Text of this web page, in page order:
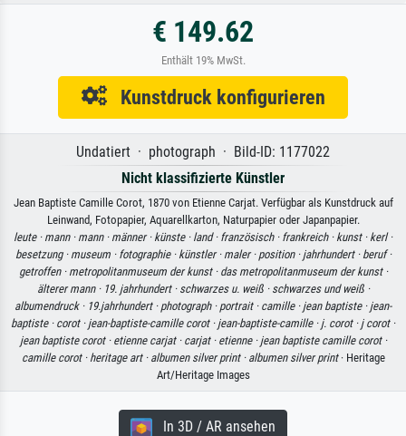
€ 149.62
Enthält 19% MwSt.
Kunstdruck konfigurieren
Undatiert · photograph · Bild-ID: 1177022
Nicht klassifizierte Künstler
Jean Baptiste Camille Corot, 1870 von Etienne Carjat. Verfügbar als Kunstdruck auf
Leinwand, Fotopapier, Aquarellkarton, Naturpapier oder Japanpapier.
leute · mann · mann · männer · künste · land · französisch · frankreich · kunst · kerl ·
besetzung · museum · fotographie · künstler · maler · position · jahrhundert · beruf ·
getroffen · metropolitanmuseum der kunst · das metropolitanmuseum der kunst ·
älterer mann · 19. jahrhundert · schwarzes u. weiß · schwarzes und weiß ·
albumendruck · 19.jahrhundert · photograph · portrait · camille · jean baptiste · jean-
baptiste · corot · jean-baptiste-camille corot · jean-baptiste-camille · j. corot · j corot ·
jean baptiste corot · etienne carjat · carjat · etienne · jean baptiste camille corot ·
camille corot · heritage art · albumen silver print · albumen silver print· Heritage
Art/Heritage Images
In 3D / AR ansehen